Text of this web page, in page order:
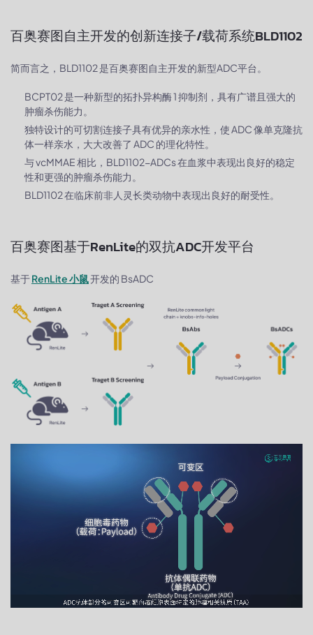
百奥赛图自主开发的创新连接子/载荷系统BLD1102
简而言之，BLD1102 是百奥赛图自主开发的新型ADC平台。
BCPT02 是一种新型的拓扑异构酶 1 抑制剂，具有广谱且强大的
肿瘤杀伤能力。
独特设计的可切割连接子具有优异的亲水性，使 ADC 像单克隆抗
体一样亲水，大大改善了 ADC 的理化特性。
与 vcMMAE 相比，BLD1102-ADCs 在血浆中表现出良好的稳定
性和更强的肿瘤杀伤能力。
BLD1102 在临床前非人灵长类动物中表现出良好的耐受性。
百奥赛图基于RenLite的双抗ADC开发平台
基于RenLite 小鼠开发的 BsADC